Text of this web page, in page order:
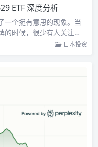
ETF 深度分析
一个挺有意思的现象。当
的时候，很少有人关注…
日本投资